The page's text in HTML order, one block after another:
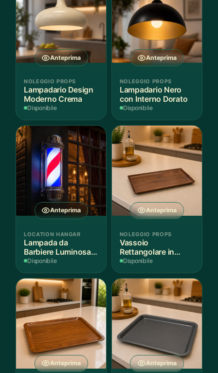
Anteprima
NOLEGGIO PROPS
Lampadario Design
Moderno Crema
Disponibile
Anteprima
NOLEGGIO PROPS
Lampadario Nero
con Interno Dorato
Disponibile
Anteprima
LOCATION HANGAR
Lampada da
Barbiere Luminosa
Rotante
Disponibile
Anteprima
NOLEGGIO PROPS
Vassoio
Rettangolare in
Legno Scuro
Disponibile
Anteprima Anteprima